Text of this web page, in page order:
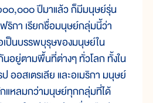
๐๐๐ ปีมาแล้ว ก็มีมนุษย์รุ่น
ริกา เรียกชื่อมนุษย์กลุ่มนี้ว่า
เป็นบรรพบุรุษของมนุษย์ใน
อยู่ตามพื้นที่ต่างๆ ทั่วโลก ทั้งใน
ออสเตรเลีย และอเมริกา มนุษย์
แหลมกว่ามนุษย์ทุกกลุ่มที่ได้